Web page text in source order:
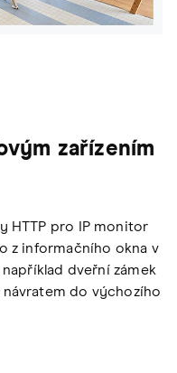
zařízením
HTTP pro IP monitor
z informačního okna v
dveřní zámek
do výchozího